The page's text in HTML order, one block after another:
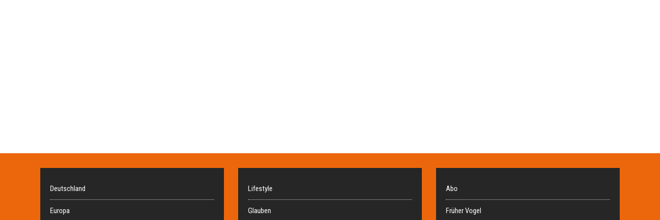
Deutschland
Europa
Lifestyle
Glauben
Abo
Früher Vogel